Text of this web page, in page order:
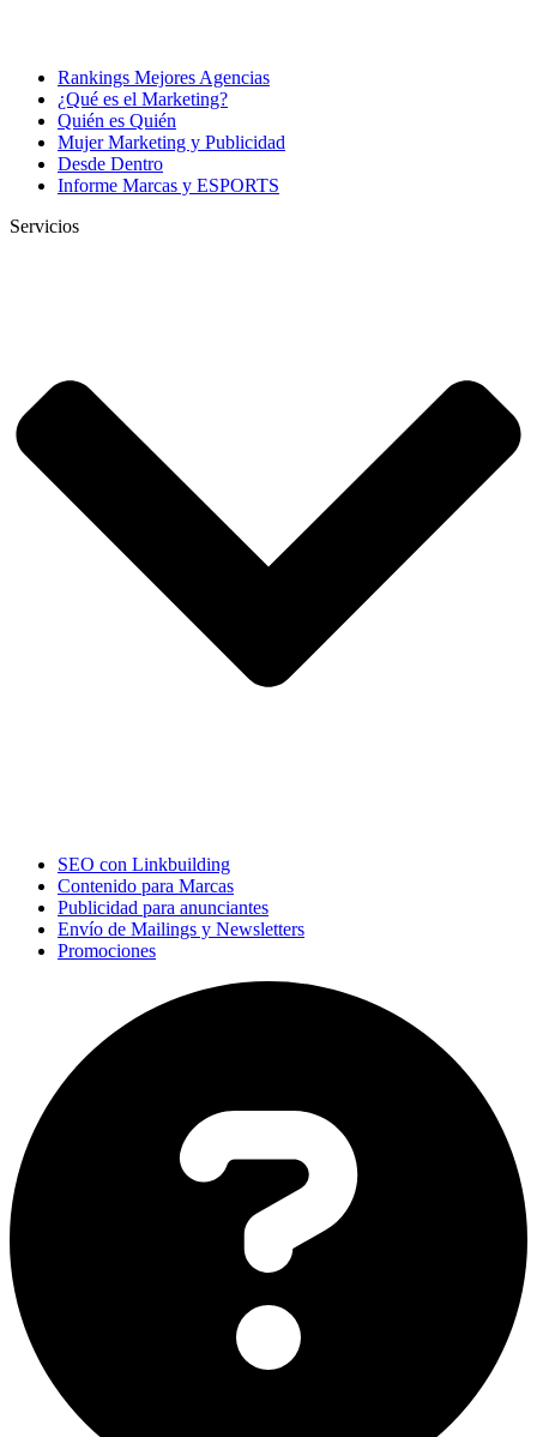
Rankings Mejores Agencias
¿Qué es el Marketing?
Quién es Quién
Mujer Marketing y Publicidad
Desde Dentro
Informe Marcas y ESPORTS
Servicios
SEO con Linkbuilding
Contenido para Marcas
Publicidad para anunciantes
Envío de Mailings y Newsletters
Promociones